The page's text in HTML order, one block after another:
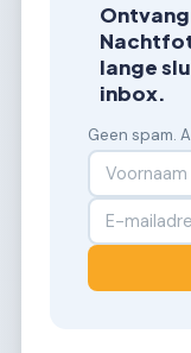
lange
inbox.
Geen spam.